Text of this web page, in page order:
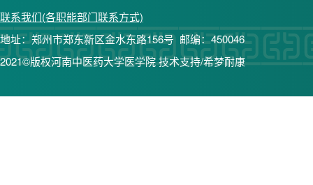
联系我们(各职能部门联系方式)
地址：郑州市郑东新区金水东路156号 邮编：450046
2021©版权河南中医药大学医学院 技术支持/希梦耐康